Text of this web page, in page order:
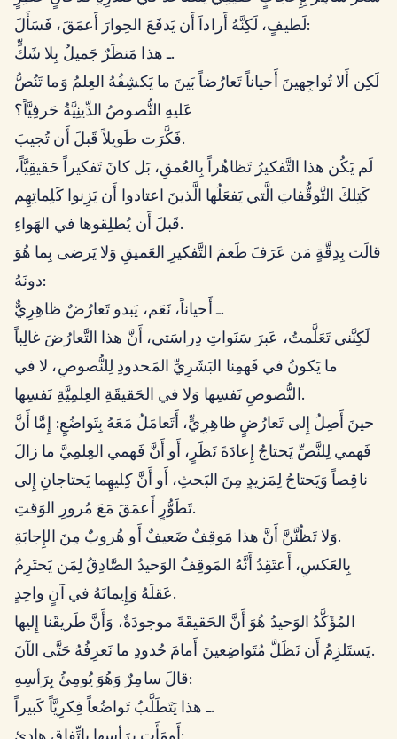
لَطيفٍ، لَكِنَّهُ أَراداَ أَن يَدفَعَ الحِوارَ أَعمَقَ، فَسَأَلَ:
ـ هذا مَنظَرٌ جَميلٌ بِلا شَكٍّ.
لَكِن أَلا تُواجِهينَ أَحياناً تَعارُضاً بَينَ ما يَكشِفُهُ العِلمُ وَما تَنُصُّ
عَليهِ النُّصوصُ الدِّينِيَّةُ حَرفِيَّاً؟
فَكَّرَت طَويلاً قَبلَ أَن تُجيبَ.
لَم يَكُن هذا التَّفكيرُ تَظاهُراً بِالعُمقِ، بَل كانَ تَفكيراً حَقيقِيَّاً،
كَتِلكَ التَّوقُّفاتِ الَّتي يَفعَلُها الَّذينَ اعتادوا أَن يَزِنوا كَلِماتِهِم
قَبلَ أَن يُطلِقوها في الهَواءِ.
قالَت بِدِقَّةٍ مَن عَرَفَ طَعمَ التَّفكيرِ العَميقِ وَلا يَرضى بِما هُوَ
دونَهُ:
ـ أَحياناً، نَعَم، يَبدو تَعارُضٌ ظاهِرِيٌّ.
لَكِنَّني تَعَلَّمتُ، عَبرَ سَنَواتِ دِراسَتي، أَنَّ هذا التَّعارُضَ غالِباً
ما يَكونُ في فَهمِنا البَشَرِيِّ المَحدودِ لِلنُّصوصِ، لا في
النُّصوصِ نَفسِها وَلا في الحَقيقَةِ العِلمِيَّةِ نَفسِها.
حينَ أَصِلُ إِلى تَعارُضٍ ظاهِرِيٍّ، أَتَعامَلُ مَعَهُ بِتَواضُعٍ: إِمَّا أَنَّ
فَهمي لِلنَّصِّ يَحتاجُ إِعادَةَ نَظَرٍ، أَو أَنَّ فَهمي العِلمِيَّ ما زالَ
ناقِصاً وَيَحتاجُ لِمَزيدٍ مِنَ البَحثِ، أَو أَنَّ كِليهِما يَحتاجانِ إِلى
تَطَوُّرٍ أَعمَقَ مَعَ مُرورِ الوَقتِ.
وَلا تَظُنَّنَّ أَنَّ هذا مَوقِفٌ ضَعيفٌ أَو هُروبٌ مِنَ الإِجابَةِ.
بِالعَكسِ، أَعتَقِدُ أَنَّهُ المَوقِفُ الوَحيدُ الصَّادِقُ لِمَن يَحتَرِمُ
عَقلَهُ وَإِيمانَهُ في آنٍ واحِدٍ.
المُؤَكَّدُ الوَحيدُ هُوَ أَنَّ الحَقيقَةَ موجودَةٌ، وَأَنَّ طَريقَنا إِليها
يَستَلزِمُ أَن نَظَلَّ مُتَواضِعينَ أَمامَ حُدودِ ما نَعرِفُهُ حَتَّى الآنَ.
قالَ سامِرٌ وَهُوَ يُومِئُ بِرَأسِهِ:
ـ هذا يَتَطَلَّبُ تَواضُعاً فِكرِيَّاً كَبيراً.